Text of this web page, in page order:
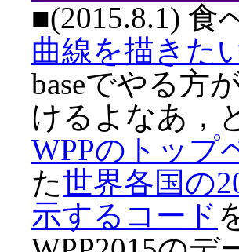
■(2015.8.1) 食
曲線を描きた
baseでやる方
けるよなあ，
WPPのトップ
た世界各国の
示するコード